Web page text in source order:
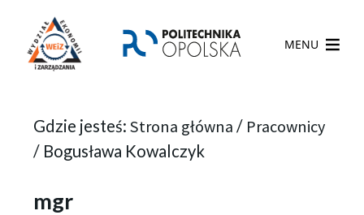
MENU
Gdzie jesteś: Strona główna / Pracownicy
/ Bogusława Kowalczyk
mgr